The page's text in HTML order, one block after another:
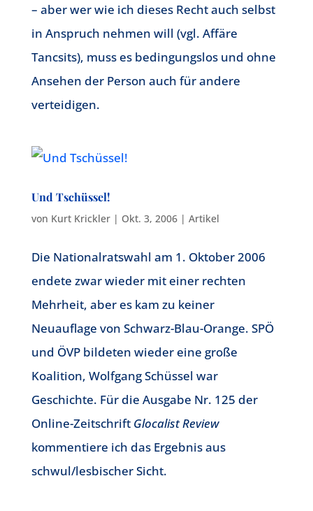
– aber wer wie ich dieses Recht auch selbst
in Anspruch nehmen will (vgl. Affäre
Tancsits), muss es bedingungslos und ohne
Ansehen der Person auch für andere
verteidigen.
Und Tschüssel!
von Kurt Krickler| Okt. 3, 2006| Artikel
Die Nationalratswahl am 1. Oktober 2006
endete zwar wieder mit einer rechten
Mehrheit, aber es kam zu keiner
Neuauflage von Schwarz-Blau-Orange. SPÖ
und ÖVP bildeten wieder eine große
Koalition, Wolfgang Schüssel war
Geschichte. Für die Ausgabe Nr. 125 der
Online-Zeitschrift Glocalist Review
kommentiere ich das Ergebnis aus
schwul/lesbischer Sicht.